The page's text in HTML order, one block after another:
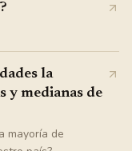
la
y medianas de
mayoría de